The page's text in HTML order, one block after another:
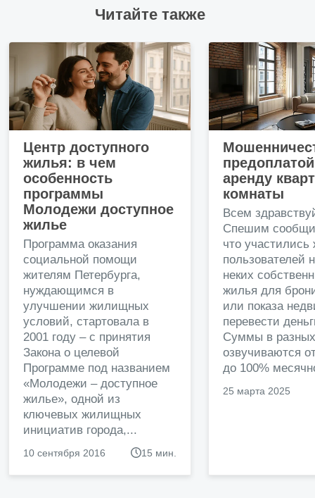
Читайте также
Центр доступного
жилья: в чем
особенность
программы
Молодежи доступное
жилье
Программа оказания
социальной помощи
жителям Петербурга,
нуждающимся в
улучшении жилищных
условий, стартовала в
2001 году – с принятия
Закона о целевой
Программе под названием
«Молодежи – доступное
жилье», одной из
ключевых жилищных
инициатив города,...
10 сентября 2016 15 мин.
аренду
комнаты
Всем
Спешим
что
пользователей
неких
жилья для
или показа
перевести
Суммы в
озвучиваются
до 100%
25 марта 2025